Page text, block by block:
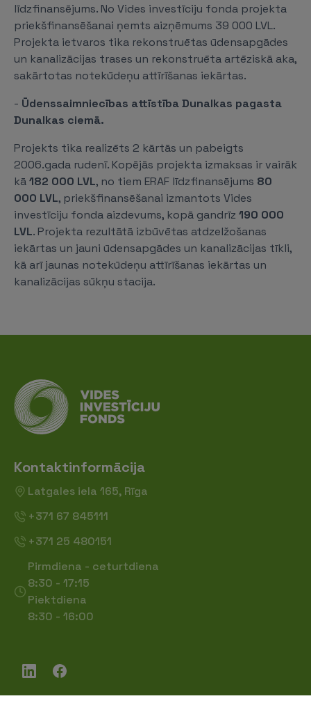
līdzfinansējums. No Vides investīciju fonda projekta
priekšfinansēšanai ņemts aizņēmums 39 000 LVL.
Projekta ietvaros tika rekonstruētas ūdensapgādes
un kanalizācijas trases un rekonstruēta artēziskā aka,
sakārtotas notekūdeņu attīrīšanas iekārtas.
- Ūdenssaimniecības attīstība Dunalkas pagasta
Dunalkas ciemā.
Projekts tika realizēts 2 kārtās un pabeigts
2006.gada rudenī. Kopējās projekta izmaksas ir vairāk
kā182 000 LVL, no tiem ERAF līdzfinansējums 80
000 LVL, priekšfinansēšanai izmantots Vides
investīciju fonda aizdevums, kopā gandrīz 190 000
LVL. Projekta rezultātā izbūvētas atdzelžošanas
iekārtas un jauni ūdensapgādes un kanalizācijas tīkli,
kā arī jaunas notekūdeņu attīrīšanas iekārtas un
kanalizācijas sūkņu stacija.
Kontaktinformācija
Latgales iela 165, Rīga
+371 67 845111
+371 25 480151
Pirmdiena - ceturtdiena
8:30 - 17:15
Piektdiena
8:30 - 16:00